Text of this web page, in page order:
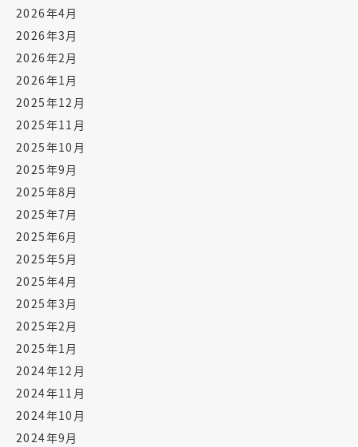
2026年4月
2026年3月
2026年2月
2026年1月
2025年12月
2025年11月
2025年10月
2025年9月
2025年8月
2025年7月
2025年6月
2025年5月
2025年4月
2025年3月
2025年2月
2025年1月
2024年12月
2024年11月
2024年10月
2024年9月